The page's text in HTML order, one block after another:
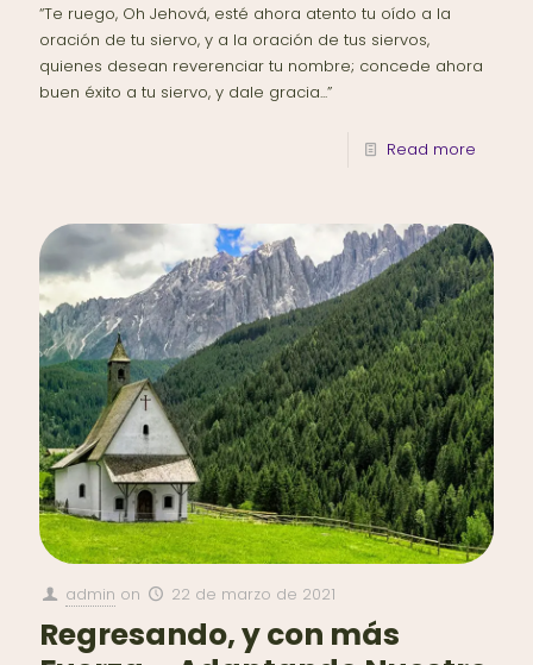
“Te ruego, Oh Jehová, esté ahora atento tu oído a la
oración de tu siervo, y a la oración de tus siervos,
quienes desean reverenciar tu nombre; concede ahora
buen éxito a tu siervo, y dale gracia...”
Read more
admin on 22 de marzo de 2021
Regresando, y con más